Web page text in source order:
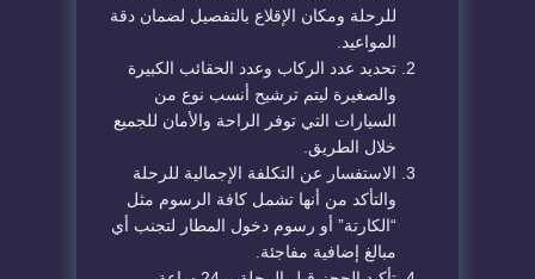
للرحلة ومكان الإقلاع بالتفصيل لضمان دقة
المواعيد.
​تحديد عدد الركاب وعدد الحقائب الكبيرة
والصغيرة ليتم ترشيح أنسب نوع من
السيارات التي توفر الراحة والأمان للجميع
خلال الطريق.
​الاستفسار عن التكلفة الإجمالية للرحلة
والتأكد من أنها تشمل كافة الرسوم مثل
“الكارتة” أو رسوم دخول المطار لتجنب أي
مبالغ إضافية مفاجئة.